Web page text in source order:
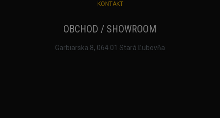
KONTAKT
OBCHOD / SHOWROOM
Garbiarska 8, 064 01 Stará Ľubovňa